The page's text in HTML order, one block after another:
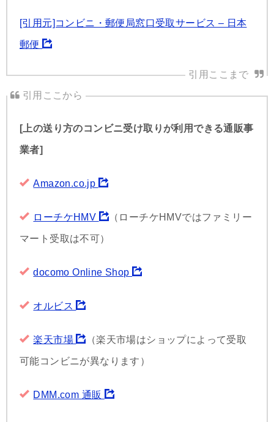
[引用元]コンビニ・郵便局窓口受取サービス – 日本
郵便
[上の送り方のコンビニ受け取りが利用できる通販事
業者]
Amazon.co.jp
ローチケHMV （ローチケHMVではファミリー
マート受取は不可）
docomo Online Shop
オルビス
楽天市場 （楽天市場はショップによって受取
可能コンビニが異なります）
DMM.com 通販